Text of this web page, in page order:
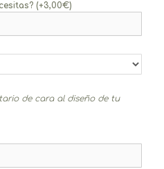
(+3,00€)
de cara al diseño de tu